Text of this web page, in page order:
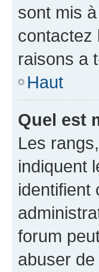
sont mis
contactez
raisons a
Haut
Quel est
Les
indiquent
identifient
forum
abuser